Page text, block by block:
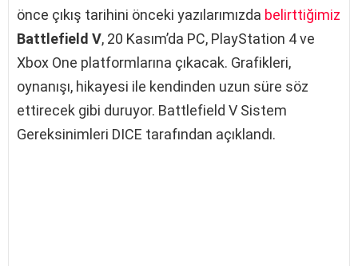
önce çıkış tarihini önceki yazılarımızda belirttiğimiz
Battlefield V, 20 Kasım’da PC, PlayStation 4 ve
Xbox One platformlarına çıkacak. Grafikleri,
oynanışı, hikayesi ile kendinden uzun süre söz
ettirecek gibi duruyor. Battlefield V Sistem
Gereksinimleri DICE tarafından açıklandı.